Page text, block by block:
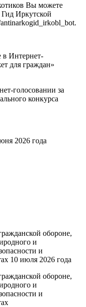
Вы можете
Иркутской
в Интернет-
для граждан»
голосовании за
конкурса
2026 года
обороне,
и
и
10 июля 2026 года
обороне,
и
и